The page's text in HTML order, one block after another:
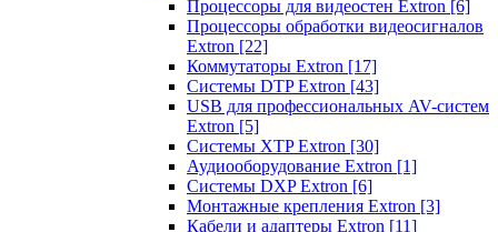
Процессоры для видеостен Extron [6]
Процессоры обработки видеосигналов
Extron [22]
Коммутаторы Extron [17]
Системы DTP Extron [43]
USB для профессиональных AV-систем
Extron [5]
Системы XTP Extron [30]
Аудиооборудование Extron [1]
Системы DXP Extron [6]
Монтажные крепления Extron [3]
Кабели и адаптеры Extron [11]